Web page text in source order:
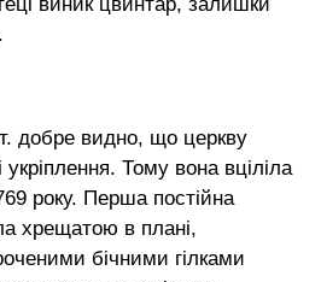
добре видно, що церкву
Тому вона вціліла
року. Перша постійна
хрещатою в плані,
бічними гілками